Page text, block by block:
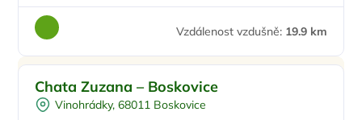
Vzdálenost vzdušně: 19.9 km
U lesa
Pro milovníky přírody
Chata Zuzana – Boskovice
Vinohrádky, 68011 Boskovice